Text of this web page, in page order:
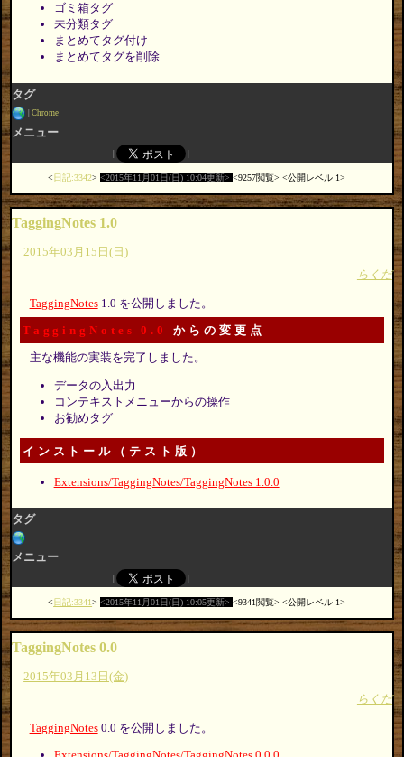
ゴミ箱タグ
未分類タグ
まとめてタグ付け
まとめてタグを削除
タグ
Chrome
メニュー
日記:3342 2015年11月01日(日) 10:04更新 9257閲覧 公開レベル 1
TaggingNotes 1.0
2015年03月15日(日)
らくだ
TaggingNotes1.0 を公開しました。
TaggingNotes 0.0 からの変更点
主な機能の実装を完了しました。
データの入出力
コンテキストメニューからの操作
お勧めタグ
インストール（テスト版）
Extensions/TaggingNotes/TaggingNotes 1.0.0
タグ
メニュー
日記:3341 2015年11月01日(日) 10:05更新 9341閲覧 公開レベル 1
TaggingNotes 0.0
2015年03月13日(金)
らくだ
TaggingNotes0.0 を公開しました。